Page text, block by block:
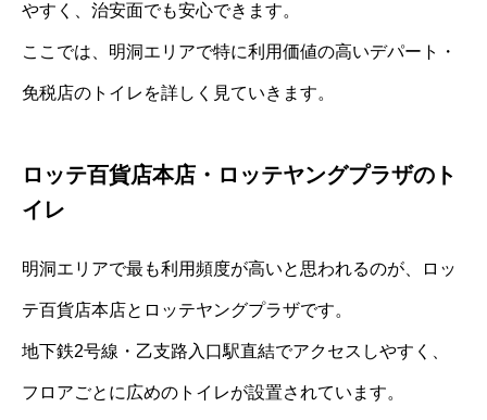
やすく、治安面でも安心できます。
ここでは、明洞エリアで特に利用価値の高いデパート・
免税店のトイレを詳しく見ていきます。
ロッテ百貨店本店・ロッテヤングプラザのト
イレ
明洞エリアで最も利用頻度が高いと思われるのが、ロッ
テ百貨店本店とロッテヤングプラザです。
地下鉄2号線・乙支路入口駅直結でアクセスしやすく、
フロアごとに広めのトイレが設置されています。